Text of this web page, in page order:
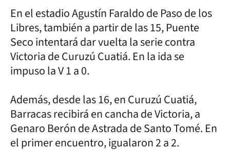
En el estadio Agustín Faraldo de Paso de los
Libres, también a partir de las 15, Puente
Seco intentará dar vuelta la serie contra
Victoria de Curuzú Cuatiá. En la ida se
impuso la V 1 a 0.
Además, desde las 16, en Curuzú Cuatiá,
Barracas recibirá en cancha de Victoria, a
Genaro Berón de Astrada de Santo Tomé. En
el primer encuentro, igualaron 2 a 2.